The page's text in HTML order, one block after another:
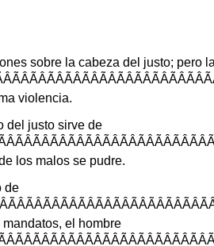
sobre la cabeza del justo; pero
violencia.
del justo sirve de
los malos se pudre.
de
mandatos, el hombre